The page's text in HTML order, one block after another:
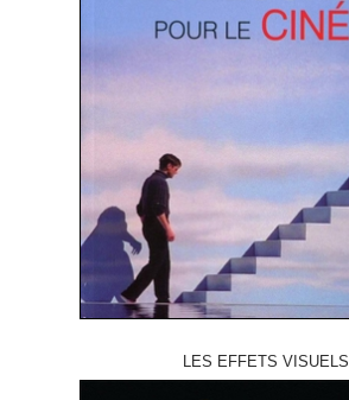
LES EFFETS VISUELS